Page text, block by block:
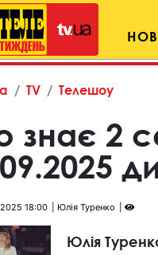
TV Телешоу
знає 2
18:00 Юлія Туренко
Юлія